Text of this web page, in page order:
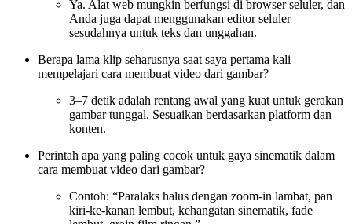
Ya. Alat web mungkin berfungsi di browser seluler, dan
Anda juga dapat menggunakan editor seluler
sesudahnya untuk teks dan unggahan.
Berapa lama klip seharusnya saat saya pertama kali
mempelajari cara membuat video dari gambar?
3–7 detik adalah rentang awal yang kuat untuk gerakan
gambar tunggal. Sesuaikan berdasarkan platform dan
konten.
Perintah apa yang paling cocok untuk gaya sinematik dalam
cara membuat video dari gambar?
Contoh: “Paralaks halus dengan zoom-in lambat, pan
kiri-ke-kanan lembut, kehangatan sinematik, fade